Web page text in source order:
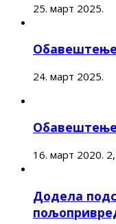
25. март 2025.
Обавештење
24. март 2025.
16. март 2020.
Додела